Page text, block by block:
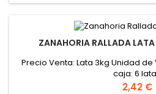
ZANAHORIA RALLADA
Precio Venta: Lata 3kg Unidad de
caja: 6
Precio
2,42 €